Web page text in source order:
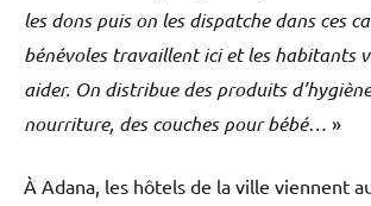
les dons puis on les dispatche dans ces
bénévoles travaillent ici et les habitants
aider. On distribue des produits
nourriture, des couches pour bébé… »
À Adana, les hôtels de la ville viennent